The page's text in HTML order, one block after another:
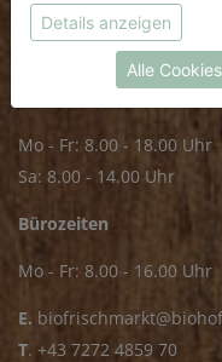
FRISCHMARKT
Mo - Fr: 8.00 - 18.00 Uhr
Sa: 8.00 - 14.00 Uhr
Bürozeiten
Mo - Fr: 8.00 - 16.00 Uhr
E.
T. +43 7272 4859 70
Weitere
Datenschutzerklärung
Details anzeigen
Alle